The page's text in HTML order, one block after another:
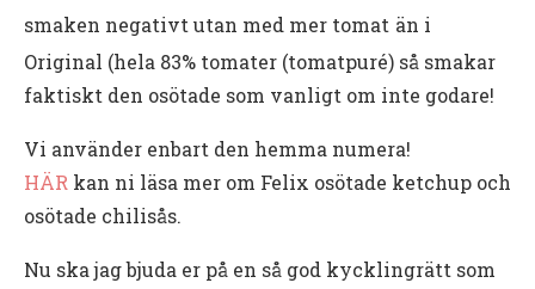
smaken negativt utan med mer tomat än i
Original (hela 83% tomater (tomatpuré) så smakar
faktiskt den osötade som vanligt om inte godare!
Vi använder enbart den hemma numera!
HÄR kan ni läsa mer om Felix osötade ketchup och
osötade chilisås.
Nu ska jag bjuda er på en så god kycklingrätt som